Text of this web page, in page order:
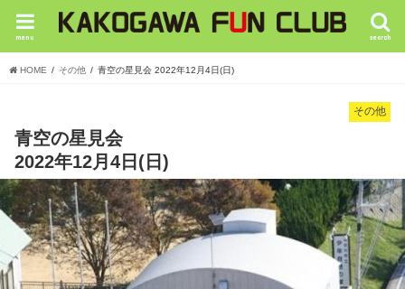
search
menu
HOME その他 青空の星見会 2022年12月4日(日)
その他
青空の星見会
2022年12月4日(日)